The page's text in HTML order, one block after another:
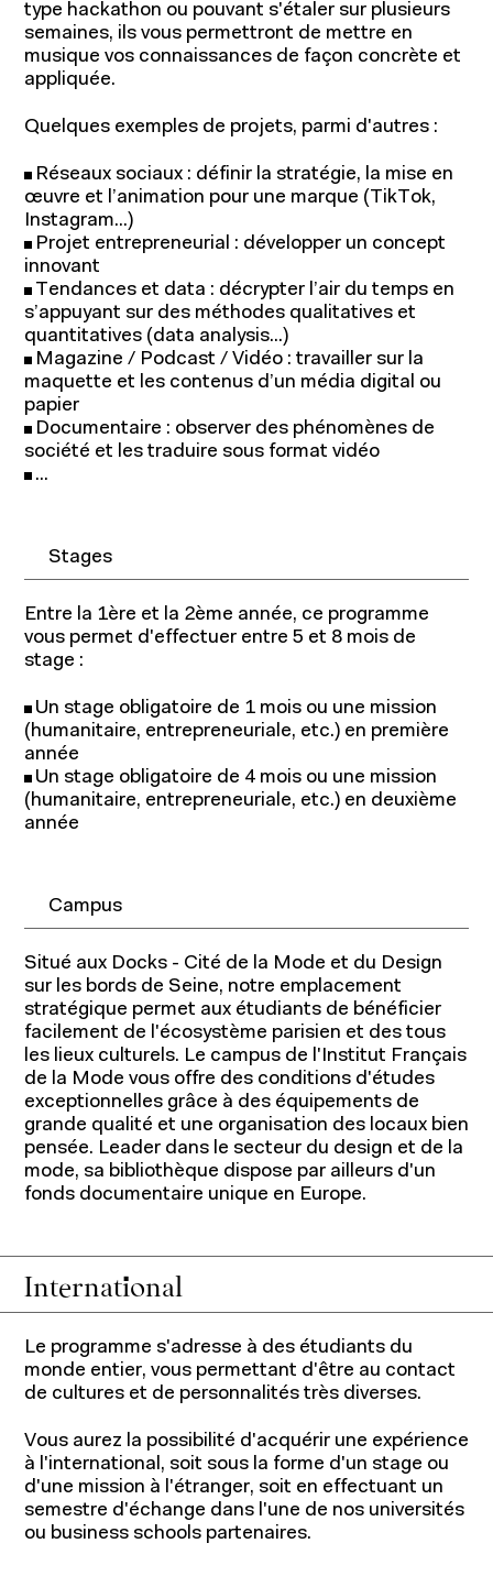
Recherche académique
Chaires
Expertise économique et marketing
type hackathon ou pouvant s'étaler sur plusieurs
semaines, ils vous permettront de mettre en
musique vos connaissances de façon concrète et
appliquée.
Quelques exemples de projets, parmi d'autres :
Réseaux sociaux : définir la stratégie, la mise en
œuvre et l’animation pour une marque (TikTok,
Instagram...)
Projet entrepreneurial : développer un concept
innovant
Tendances et data : décrypter l’air du temps en
s’appuyant sur des méthodes qualitatives et
quantitatives (data analysis...)
Magazine / Podcast / Vidéo : travailler sur la
maquette et les contenus d’un média digital ou
papier
Documentaire : observer des phénomènes de
société et les traduire sous format vidéo
...
Stages
Entre la 1ère et la 2ème année, ce programme
vous permet d'effectuer entre 5 et 8 mois de
stage :
Un stage obligatoire de 1 mois ou une mission
(humanitaire, entrepreneuriale, etc.) en première
année
Un stage obligatoire de 4 mois ou une mission
(humanitaire, entrepreneuriale, etc.) en deuxième
année
Campus
Situé aux Docks - Cité de la Mode et du Design
sur les bords de Seine, notre emplacement
stratégique permet aux étudiants de bénéficier
facilement de l'écosystème parisien et des tous
les lieux culturels. Le campus de l'Institut Français
de la Mode vous offre des conditions d'études
exceptionnelles grâce à des équipements de
grande qualité et une organisation des locaux bien
pensée. Leader dans le secteur du design et de la
mode, sa bibliothèque dispose par ailleurs d'un
fonds documentaire unique en Europe.
International
Le programme s'adresse à des étudiants du
monde entier, vous permettant d'être au contact
de cultures et de personnalités très diverses.
Vous aurez la possibilité d'acquérir une expérience
à l'international, soit sous la forme d'un stage ou
d'une mission à l'étranger, soit en effectuant un
semestre d'échange dans l'une de nos universités
ou business schools partenaires.